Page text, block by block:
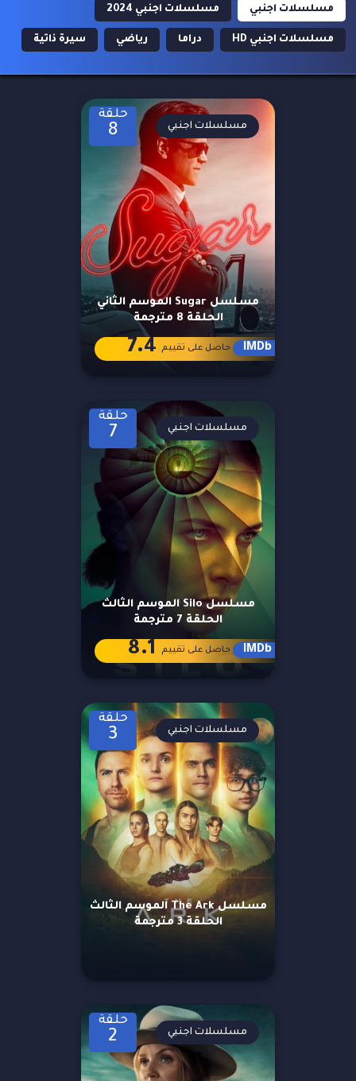
مسلسلات اجنبي مسلسلات اجنبي 2024
مسلسلات اجنبي HD دراما رياضي سيرة ذاتية
حلقة
8
مسلسل Sugar الموسم الثاني
الحلقة 8 مترجمة
مسلسلات اجنبي
IMDb حاصل على تقييم 7.4
حلقة
7
مسلسل Silo الموسم الثالث
الحلقة 7 مترجمة
مسلسلات اجنبي
IMDb حاصل على تقييم 8.1
حلقة
3
مسلسل The Ark الموسم الثالث
الحلقة 3 مترجمة
مسلسلات اجنبي
حلقة
2 مسلسلات اجنبي